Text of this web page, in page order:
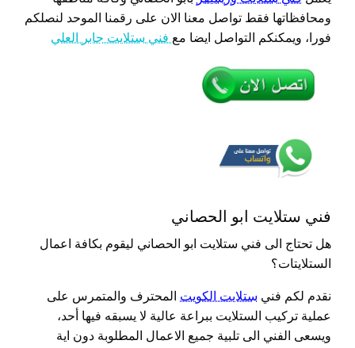
ومحافظاتها فقط تواصل معنا الان على رقمنا الموحد لنصلكم
فورا، ويمكنكم التواصل ايضا مع فني ستلايت جابر العلي
فني ستلايت ابو الحصاني
هل تحتاج الى فني ستلايت ابو الحصاني ليقوم بكافة اعمال
الستلايتات؟
نقدم لكم فني ستلايت الكويت المحترف والمتمرس على
عملية تركيب الستلايت ببراعة عالية لا يسبقه فيها أحد،
ويسعى الفني الى تلبية جميع الاعمال المطلوبة دون اية